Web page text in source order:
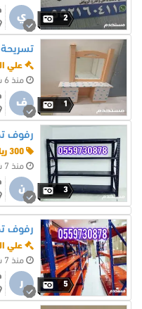
2 ي
1
تسريحة
علي
منذ 6 شهر
ف
3
منذ 7 شهر
ن
5
رفوف
علي
منذ 7 شهر
ر